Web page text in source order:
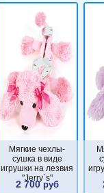
Мягкие чехлы-
сушка в виде
игрушки на лезвия
"Jerry`s"
2 700руб